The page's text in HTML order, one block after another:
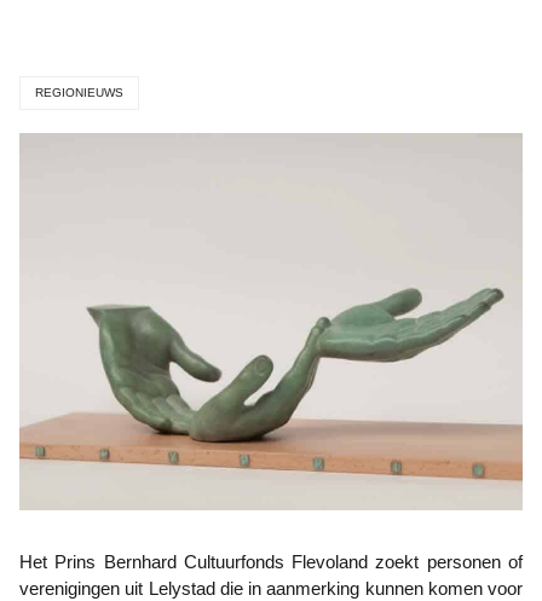
REGIONIEUWS
Het Prins Bernhard Cultuurfonds Flevoland zoekt personen of
verenigingen uit Lelystad die in aanmerking kunnen komen voor